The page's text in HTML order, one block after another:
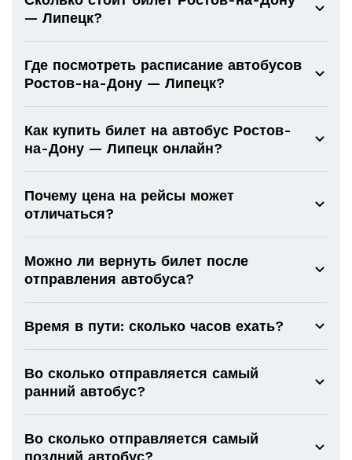
— Липецк?
Где посмотреть расписание автобусов
Ростов-на-Дону — Липецк?
Как купить билет на автобус Ростов-
на-Дону — Липецк онлайн?
Почему цена на рейсы может
отличаться?
Можно ли вернуть билет после
отправления автобуса?
Время в пути: сколько часов ехать?
Во сколько отправляется самый
ранний автобус?
Во сколько отправляется самый
поздний автобус?